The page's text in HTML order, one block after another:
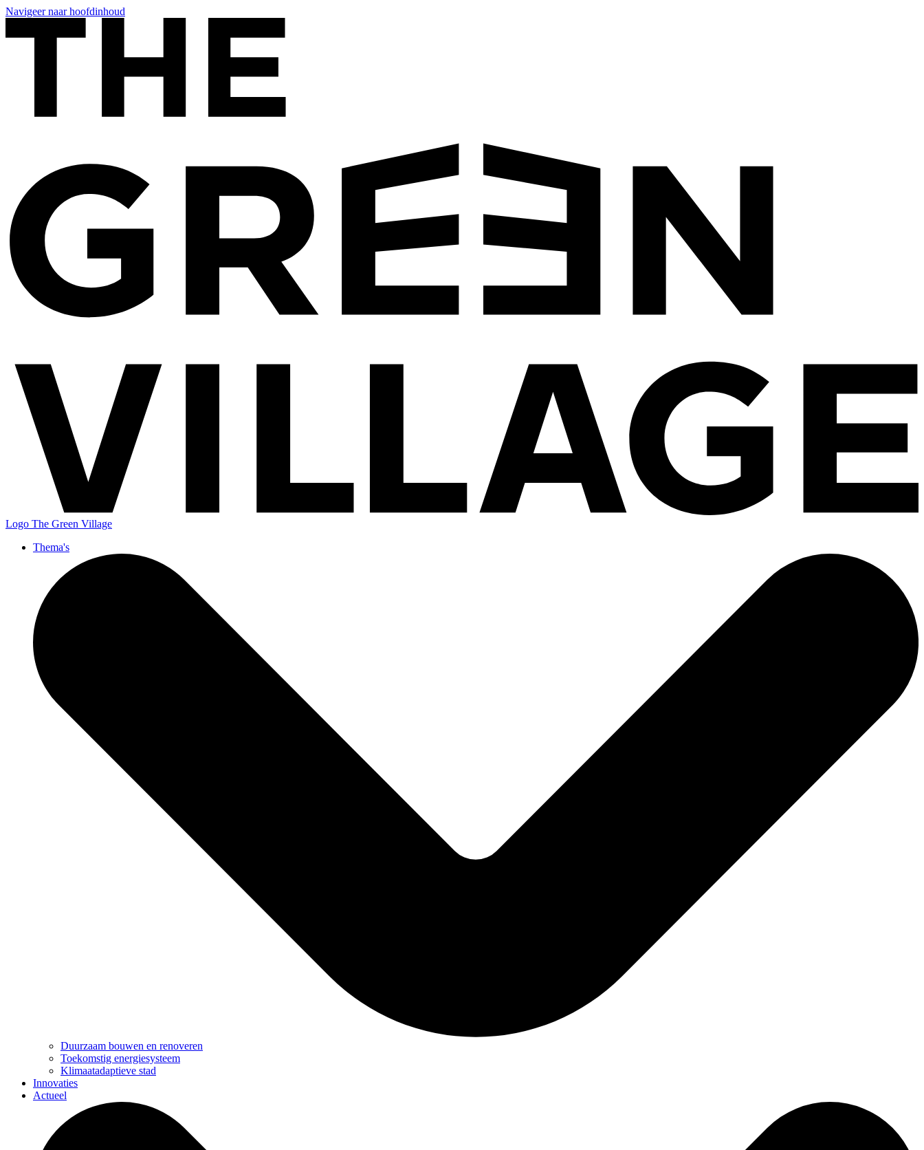
Navigeer naar hoofdinhoud
Logo The Green Village
Thema's
Duurzaam bouwen en renoveren
Toekomstig energiesysteem
Klimaatadaptieve stad
Innovaties
Actueel